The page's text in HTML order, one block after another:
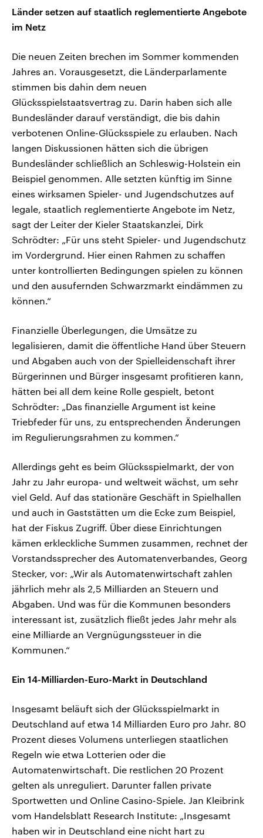
Länder setzen auf staatlich reglementierte Angebote
im Netz
Die neuen Zeiten brechen im Sommer kommenden
Jahres an. Vorausgesetzt, die Länderparlamente
stimmen bis dahin dem neuen
Glücksspielstaatsvertrag zu. Darin haben sich alle
Bundesländer darauf verständigt, die bis dahin
verbotenen Online-Glücksspiele zu erlauben. Nach
langen Diskussionen hätten sich die übrigen
Bundesländer schließlich an Schleswig-Holstein ein
Beispiel genommen. Alle setzten künftig im Sinne
eines wirksamen Spieler- und Jugendschutzes auf
legale, staatlich reglementierte Angebote im Netz,
sagt der Leiter der Kieler Staatskanzlei, Dirk
Schrödter: „Für uns steht Spieler- und Jugendschutz
im Vordergrund. Hier einen Rahmen zu schaffen
unter kontrollierten Bedingungen spielen zu können
und den ausufernden Schwarzmarkt eindämmen zu
können.“
Finanzielle Überlegungen, die Umsätze zu
legalisieren, damit die öffentliche Hand über Steuern
und Abgaben auch von der Spielleidenschaft ihrer
Bürgerinnen und Bürger insgesamt profitieren kann,
hätten bei all dem keine Rolle gespielt, betont
Schrödter: „Das finanzielle Argument ist keine
Triebfeder für uns, zu entsprechenden Änderungen
im Regulierungsrahmen zu kommen.“
Allerdings geht es beim Glücksspielmarkt, der von
Jahr zu Jahr europa- und weltweit wächst, um sehr
viel Geld. Auf das stationäre Geschäft in Spielhallen
und auch in Gaststätten um die Ecke zum Beispiel,
hat der Fiskus Zugriff. Über diese Einrichtungen
kämen erkleckliche Summen zusammen, rechnet der
Vorstandssprecher des Automatenverbandes, Georg
Stecker, vor: „Wir als Automatenwirtschaft zahlen
jährlich mehr als 2,5 Milliarden an Steuern und
Abgaben. Und was für die Kommunen besonders
interessant ist, zusätzlich fließt jedes Jahr mehr als
eine Milliarde an Vergnügungssteuer in die
Kommunen.“
Ein 14-Milliarden-Euro-Markt in Deutschland
Insgesamt beläuft sich der Glücksspielmarkt in
Deutschland auf etwa 14 Milliarden Euro pro Jahr. 80
Prozent dieses Volumens unterliegen staatlichen
Regeln wie etwa Lotterien oder die
Automatenwirtschaft. Die restlichen 20 Prozent
gelten als unreguliert. Darunter fallen private
Sportwetten und Online Casino-Spiele. Jan Kleibrink
vom Handelsblatt Research Institute: „Insgesamt
haben wir in Deutschland eine nicht hart zu